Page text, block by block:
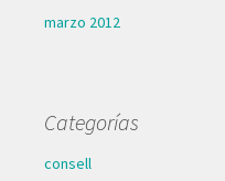
marzo 2012
Categorías
consell